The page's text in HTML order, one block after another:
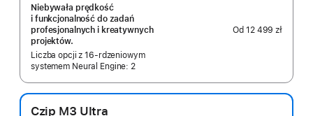
Niebywała prędkość
i funkcjonalność do zadań
profesjonalnych i kreatywnych
projektów.
Liczba opcji z 16‑rdzeniowym
systemem Neural Engine: 2
Od12 499 zł
Czip M3 Ultra